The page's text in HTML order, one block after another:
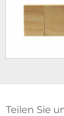
Teilen Sie